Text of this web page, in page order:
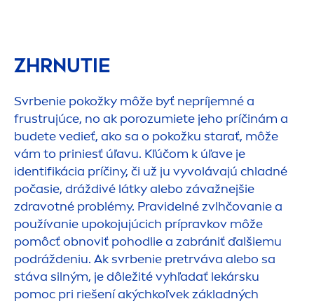
ZHRNUTIE
Svrbenie pokožky môže byť nepríjemné a
frustrujúce, no ak porozumiete jeho príčinám a
budete vedieť, ako sa o pokožku starať, môže
vám to priniesť úľavu. Kľúčom k úľave je
identifikácia príčiny, či už ju vyvolávajú chladné
počasie, dráždivé látky alebo závažnejšie
zdravotné problémy. Pravidelné zvlhčovanie a
používanie upokojujúcich prípravkov môže
pomôcť obnoviť pohodlie a zabrániť ďalšiemu
podráždeniu. Ak svrbenie pretrváva alebo sa
stáva silným, je dôležité vyhľadať lekársku
pomoc pri riešení akýchkoľvek základných